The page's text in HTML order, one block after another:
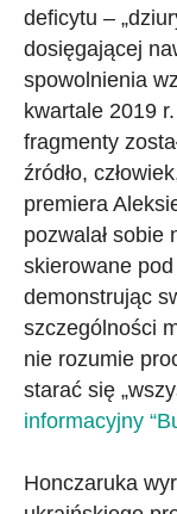
deficytu –
dosięgającej
spowolnienia
kwartale 2019
fragmenty
źródło,
premiera
pozwalał sobie
skierowane
demonstrując
szczególności
nie rozumie
starać się
informacyjny
Honczaruka